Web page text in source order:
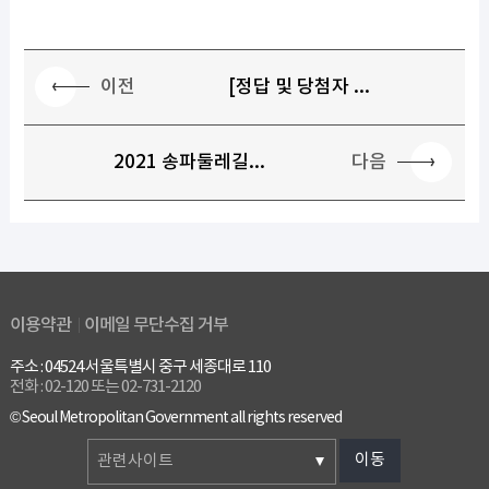
이전 [정답 및 당첨자 ...
2021 송파둘레길... 다음
이용약관 이메일 무단수집 거부
주소 : 04524 서울특별시 중구 세종대로 110
전화 : 02-120 또는 02-731-2120
© Seoul Metropolitan Government all rights reserved
관련사이트 이동